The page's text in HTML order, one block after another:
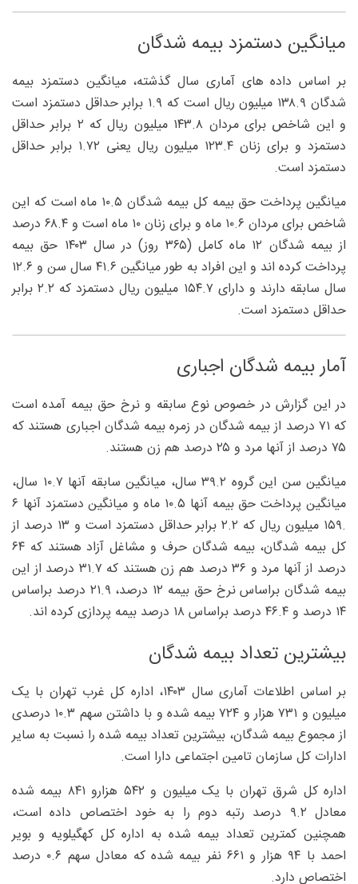
میانگین دستمزد بیمه شدگان
بر اساس داده های آماری سال گذشته، میانگین دستمزد بیمه
شدگان ۱۳۸.۹ میلیون ریال است که ۱.۹ برابر حداقل دستمزد است
و این شاخص برای مردان ۱۴۳.۸ میلیون ریال که ۲ برابر حداقل
دستمزد و برای زنان ۱۲۳.۴ میلیون ریال یعنی ۱.۷۲ برابر حداقل
دستمزد است.
میانگین پرداخت حق بیمه کل بیمه شدگان ۱۰.۵ ماه است که این
شاخص برای مردان ۱۰.۶ ماه و برای زنان ۱۰ ماه است و ۶۸.۴ درصد
از بیمه شدگان ۱۲ ماه کامل (۳۶۵ روز) در سال ۱۴۰۳ حق بیمه
پرداخت کرده اند و این افراد به طور میانگین ۴۱.۶ سال سن و ۱۲.۶
سال سابقه دارند و دارای ۱۵۴.۷ میلیون ریال دستمزد که ۲.۲ برابر
حداقل دستمزد است.
آمار بیمه شدگان اجباری
در این گزارش در خصوص نوع سابقه و نرخ حق بیمه آمده است
که ۷۱ درصد از بیمه شدگان در زمره بیمه شدگان اجباری هستند که
۷۵ درصد از آنها مرد و ۲۵ درصد هم زن هستند.
میانگین سن این گروه ۳۹.۲ سال، میانگین سابقه آنها ۱۰.۷ سال،
میانگین پرداخت حق بیمه آنها ۱۰.۵ ماه و میانگین دستمزد آنها ۶
.۱۵۹ میلیون ریال که ۲.۲ برابر حداقل دستمزد است و ۱۳ درصد از
کل بیمه شدگان، بیمه شدگان حرف و مشاغل آزاد هستند که ۶۴
درصد از آنها مرد و ۳۶ درصد هم زن هستند که ۳۱.۷ درصد از این
بیمه شدگان براساس نرخ حق بیمه ۱۲ درصد، ۲۱.۹ درصد براساس
۱۴ درصد و ۴۶.۴ درصد براساس ۱۸ درصد بیمه پردازی کرده اند.
بیشترین تعداد بیمه شدگان
بر اساس اطلاعات آماری سال ۱۴۰۳، اداره کل غرب تهران با یک
میلیون و ۷۳۱ هزار و ۷۲۴ بیمه شده و با داشتن سهم ۱۰.۳ درصدی
از مجموع بیمه شدگان، بیشترین تعداد بیمه شده را نسبت به سایر
ادارات کل سازمان تامین اجتماعی دارا است.
اداره کل شرق تهران با یک میلیون و ۵۴۲ هزارو ۸۴۱ بیمه شده
معادل ۹.۲ درصد رتبه دوم را به خود اختصاص داده است،
همچنین کمترین تعداد بیمه شده به اداره کل کهگیلویه و بویر
احمد با ۹۴ هزار و ۶۶۱ نفر بیمه شده که معادل سهم ۰.۶ درصد
اختصاص دارد.